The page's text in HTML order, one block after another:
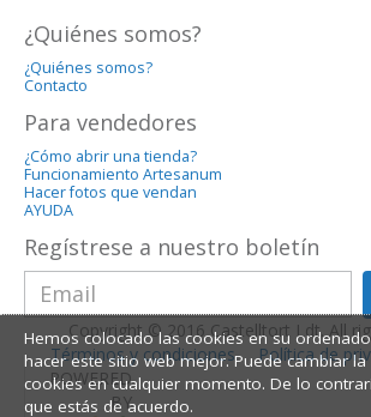
¿Quiénes somos?
¿Quiénes somos?
Contacto
Para vendedores
¿Cómo abrir una tienda?
Funcionamiento Artesanum
Hacer fotos que vendan
AYUDA
Regístrese a nuestro boletín
Copyright © 2016 Castelltort Ldt. All
Términos y condiciones
Política de
POWERED
BY
Hemos colocado las cookies en su
hacer este sitio web mejor. Puede cambiar
cookies en cualquier momento. De lo
que estás de acuerdo.